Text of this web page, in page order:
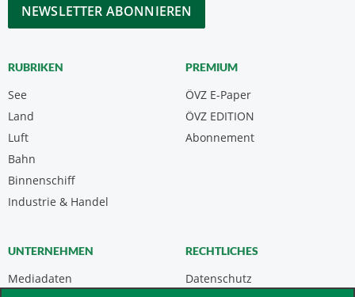
RUBRIKEN
See
Land
Luft
Bahn
Binnenschiff
Industrie & Handel
PREMIUM
ÖVZ E-Paper
Abonnement
ÖVZ EDITION
UNTERNEHMEN
Mediadaten
RECHTLICHES
Datenschutz